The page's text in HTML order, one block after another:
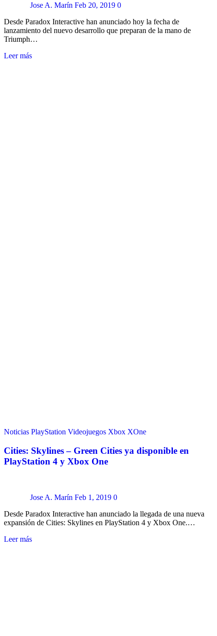
Jose A. Marín Feb 20, 2019 0
Desde Paradox Interactive han anunciado hoy la fecha de
lanzamiento del nuevo desarrollo que preparan de la mano de
Triumph…
Leer más
Noticias PlayStation Videojuegos Xbox XOne
Cities: Skylines – Green Cities ya disponible en
PlayStation 4 y Xbox One
Jose A. Marín Feb 1, 2019 0
Desde Paradox Interactive han anunciado la llegada de una nueva
expansión de Cities: Skylines en PlayStation 4 y Xbox One.…
Leer más